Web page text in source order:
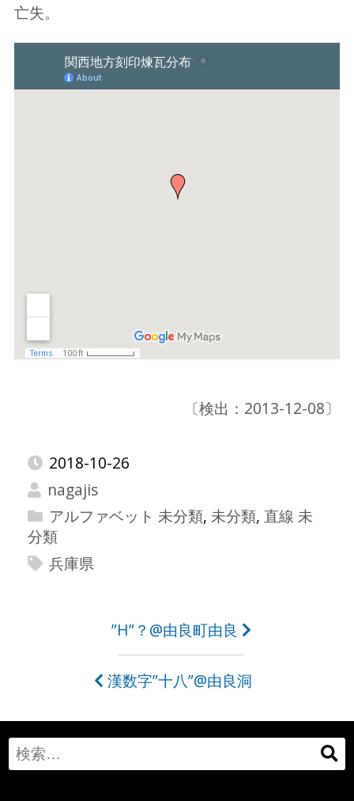
亡失。
〔検出：2013-12-08〕
2018-10-26
nagajis
アルファベット 未分類, 未分類, 直線 未
分類
兵庫県
ビ
ゲ
ー
”H”？@由良町由良
漢数字”十八”@由良洞
Search
for: